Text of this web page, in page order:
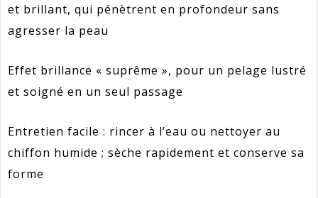
et brillant, qui pénètrent en profondeur sans
agresser la peau
Effet brillance « suprême », pour un pelage lustré
et soigné en un seul passage
Entretien facile : rincer à l’eau ou nettoyer au
chiffon humide ; sèche rapidement et conserve sa
forme